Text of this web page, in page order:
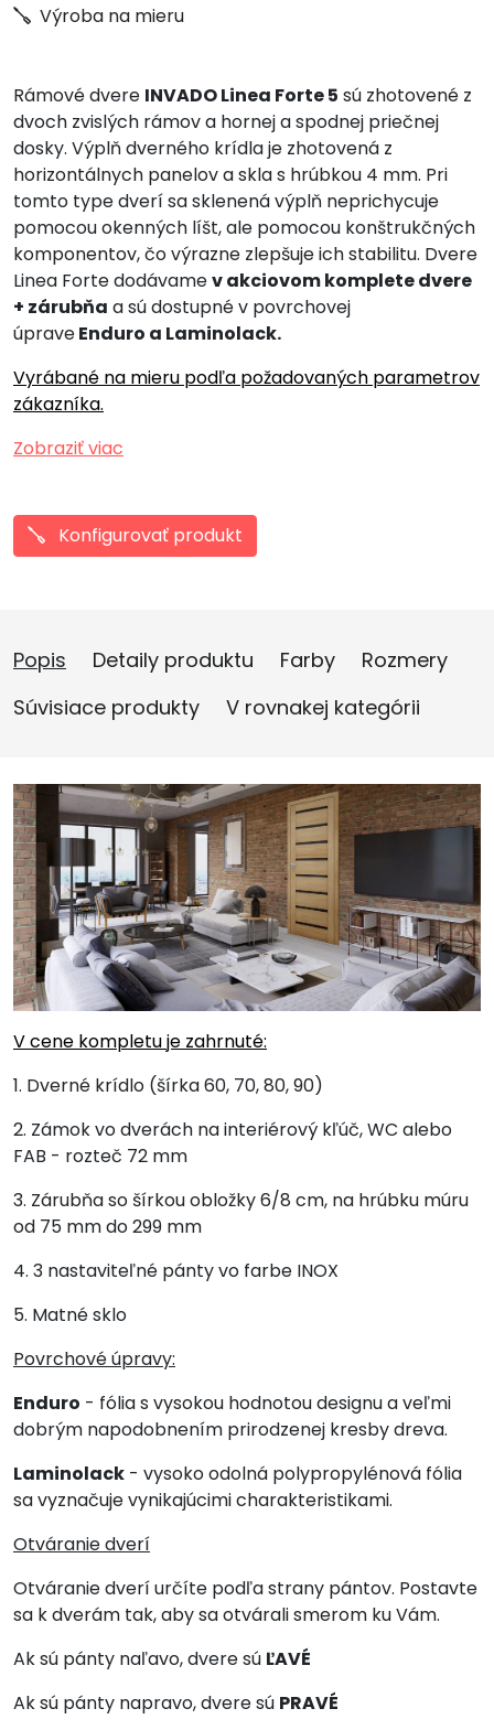
Výroba na mieru
Rámové dvere INVADO Linea Forte 5 sú zhotovené z
dvoch zvislých rámov a hornej a spodnej priečnej
dosky. Výplň dverného krídla je zhotovená z
horizontálnych panelov a skla s hrúbkou 4 mm. Pri
tomto type dverí sa sklenená výplň neprichycuje
pomocou okenných líšt, ale pomocou konštrukčných
komponentov, čo výrazne zlepšuje ich stabilitu. Dvere
Linea Forte dodávamev akciovom komplete dvere
+ zárubňa a sú dostupné v povrchovej
úpraveEnduro a Laminolack.
Vyrábané na mieru podľa požadovaných parametrov
zákazníka.
Zobraziť viac
Konfigurovať produkt
Popis Detaily produktu Farby
Rozmery
Súvisiace produkty
V rovnakej kategórii
V cene kompletu je zahrnuté:
1. Dverné krídlo (šírka 60, 70, 80, 90)
2. Zámok vo dverách na interiérový kľúč, WC alebo
FAB - rozteč 72 mm
3. Zárubňa so šírkou obložky 6/8 cm, na hrúbku múru
od 75 mm do 299 mm
4. 3 nastaviteľné pánty vo farbe INOX
5. Matné sklo
Povrchové úpravy:
Enduro - fólia s vysokou hodnotou designu a veľmi
dobrým napodobnením prirodzenej kresby dreva.
Laminolack - vysoko odolná polypropylénová fólia
sa vyznačuje vynikajúcimi charakteristikami.
Otváranie dverí
Otváranie dverí určíte podľa strany pántov. Postavte
sa k dverám tak, aby sa otvárali smerom ku Vám.
Ak sú pánty naľavo, dvere sú ĽAVÉ
Ak sú pánty napravo, dvere sú PRAVÉ